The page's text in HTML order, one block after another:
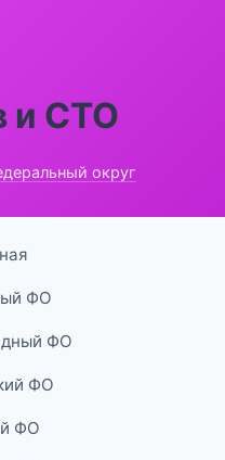
и СТО
округ
ФО
ФО
ФО
ФО